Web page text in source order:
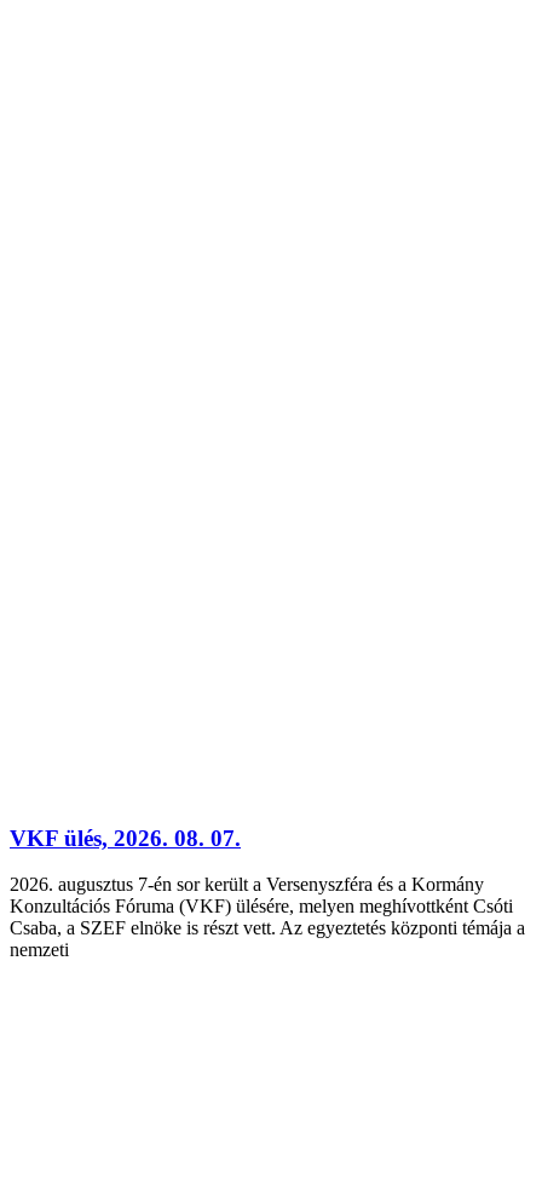
VKF ülés, 2026. 08. 07.
2026. augusztus 7-én sor került a Versenyszféra és a Kormány
Konzultációs Fóruma (VKF) ülésére, melyen meghívottként Csóti
Csaba, a SZEF elnöke is részt vett. Az egyeztetés központi témája a
nemzeti